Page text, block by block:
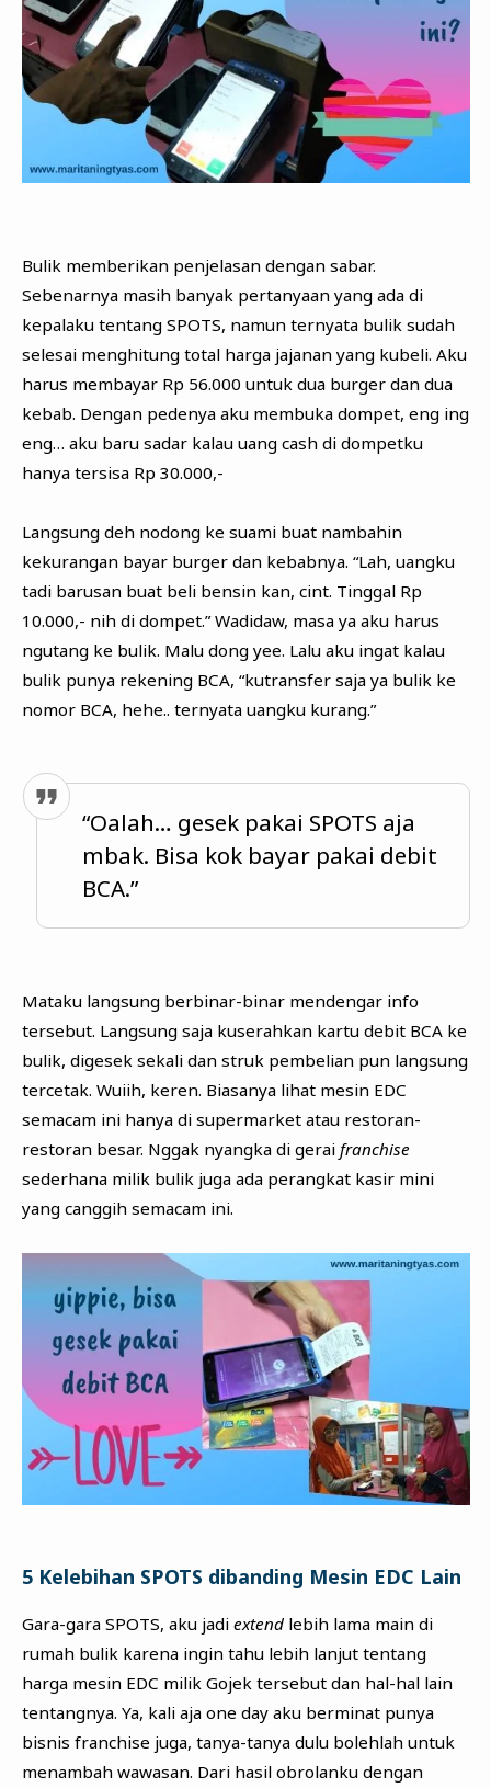
Bulik memberikan penjelasan dengan sabar.
Sebenarnya masih banyak pertanyaan yang ada di
kepalaku tentang SPOTS, namun ternyata bulik sudah
selesai menghitung total harga jajanan yang kubeli. Aku
harus membayar Rp 56.000 untuk dua burger dan dua
kebab. Dengan pedenya aku membuka dompet, eng ing
eng… aku baru sadar kalau uang cash di dompetku
hanya tersisa Rp 30.000,-
Langsung deh nodong ke suami buat nambahin
kekurangan bayar burger dan kebabnya. “Lah, uangku
tadi barusan buat beli bensin kan, cint. Tinggal Rp
10.000,- nih di dompet.” Wadidaw, masa ya aku harus
ngutang ke bulik. Malu dong yee. Lalu aku ingat kalau
bulik punya rekening BCA, “kutransfer saja ya bulik ke
nomor BCA, hehe.. ternyata uangku kurang.”
“Oalah… gesek pakai SPOTS aja
mbak. Bisa kok bayar pakai debit
BCA.”
Mataku langsung berbinar-binar mendengar info
tersebut. Langsung saja kuserahkan kartu debit BCA ke
bulik, digesek sekali dan struk pembelian pun langsung
tercetak. Wuiih, keren. Biasanya lihat mesin EDC
semacam ini hanya di supermarket atau restoran-
restoran besar. Nggak nyangka di gerai franchise
sederhana milik bulik juga ada perangkat kasir mini
yang canggih semacam ini.
5 Kelebihan SPOTS dibanding Mesin EDC Lain
Gara-gara SPOTS, aku jadi extendlebih lama main di
rumah bulik karena ingin tahu lebih lanjut tentang
harga mesin EDC milik Gojek tersebut dan hal-hal lain
tentangnya. Ya, kali aja one day aku berminat punya
bisnis franchise juga, tanya-tanya dulu bolehlah untuk
menambah wawasan. Dari hasil obrolanku dengan